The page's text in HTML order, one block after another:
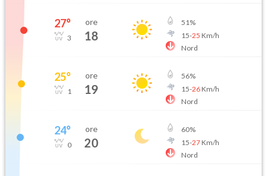
27°
3
ore
18
51%
15-25 Km/h
Nord
25°
1
ore
19
56%
15-26Km/h
Nord
24°
0
ore
20
60%
15-27Km/h
Nord